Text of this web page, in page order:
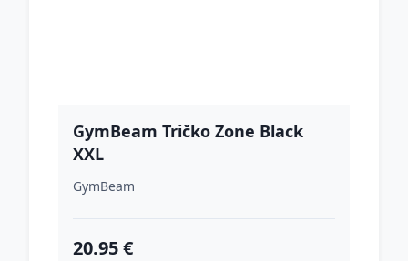
GymBeam Tričko Zone Black
XXL
GymBeam
20.95 €